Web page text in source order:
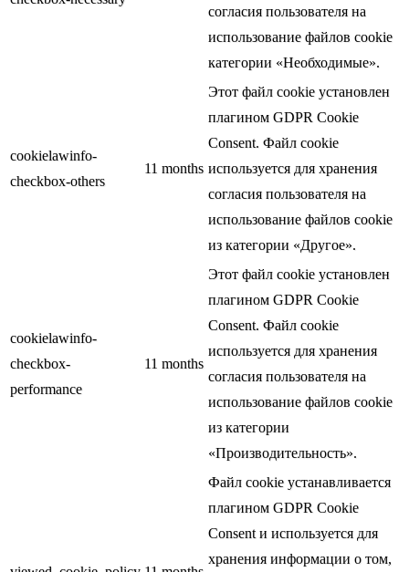
согласия пользователя на
использование файлов cookie
категории «Необходимые».
cookielawinfo-
checkbox-others
11 months
Этот файл cookie установлен
плагином GDPR Cookie
Consent. Файл cookie
используется для хранения
согласия пользователя на
использование файлов cookie
из категории «Другое».
cookielawinfo-
checkbox-
performance
11 months
Этот файл cookie установлен
плагином GDPR Cookie
Consent. Файл cookie
используется для хранения
согласия пользователя на
использование файлов cookie
из категории
«Производительность».
Файл cookie устанавливается
плагином GDPR Cookie
Consent и используется для
хранения информации о том,